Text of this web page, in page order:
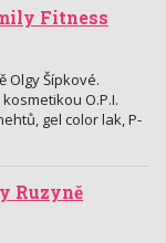
Fitness
Olgy Šípkové.
O.P.I.
gel color lak, P-
Ruzyně